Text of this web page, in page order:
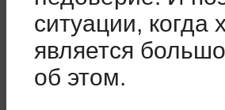
ситуации,
является
об этом.